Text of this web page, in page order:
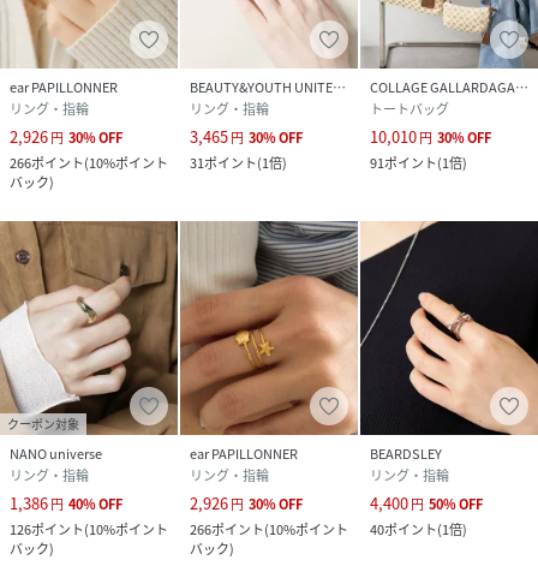
ear PAPILLONNER
リング・指輪
2,926円 30%OFF
266ポイント(10%ポイント
バック)
BEAUTY&YOUTH UNITED ARROWS
リング・指輪
3,465円 30%OFF
31ポイント(1倍)
COLLAGE GALLARDAGALANTE
トートバッグ
10,010円 30%OFF
91ポイント(1倍)
クーポン対象
NANO universe
リング・指輪
1,386円 40%OFF
126ポイント(10%ポイント
バック)
ear PAPILLONNER
リング・指輪
2,926円 30%OFF
266ポイント(10%ポイント
バック)
BEARDSLEY
リング・指輪
4,400円 50%OFF
40ポイント(1倍)